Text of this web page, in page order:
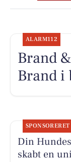
ALARM112
Brand
Brand i
SPONSORERET
Din
skabt en